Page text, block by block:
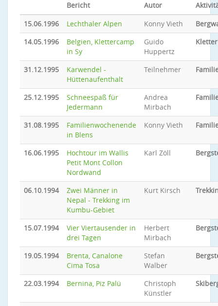
Bericht Autor
15.06.1996
Lechthaler Alpen Konny Vieth
14.05.1996
Belgien, Klettercamp
in Sy
Guido
Huppertz
31.12.1995
Karwendel -
Hüttenaufenthalt
Teilnehmer
25.12.1995
Schneespaß für
Jedermann
Andrea
Mirbach
31.08.1995
Familienwochenende
in Blens
Konny Vieth
16.06.1995
Hochtour im Wallis
Petit Mont Collon
Nordwand
Karl Zöll
06.10.1994
Zwei Männer in
Nepal - Trekking im
Kumbu-Gebiet
Kurt Kirsch
15.07.1994
Vier Viertausender in
drei Tagen
Herbert
Mirbach
19.05.1994
Brenta, Canalone
Cima Tosa
Stefan
Walber
22.03.1994 Bernina, Piz Palü
Christoph
Künstler